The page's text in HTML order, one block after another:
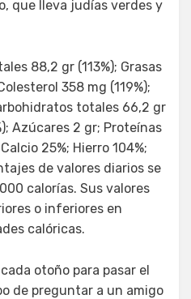
que lleva judías verdes y
88,2 gr (113%); Grasas
358 mg (119%);
totales 66,2 gr
Azúcares 2 gr; Proteínas
25%; Hierro 104%;
de valores diarios se
calorías. Sus valores
o inferiores en
calóricas.
otoño para pasar el
de preguntar a un amigo